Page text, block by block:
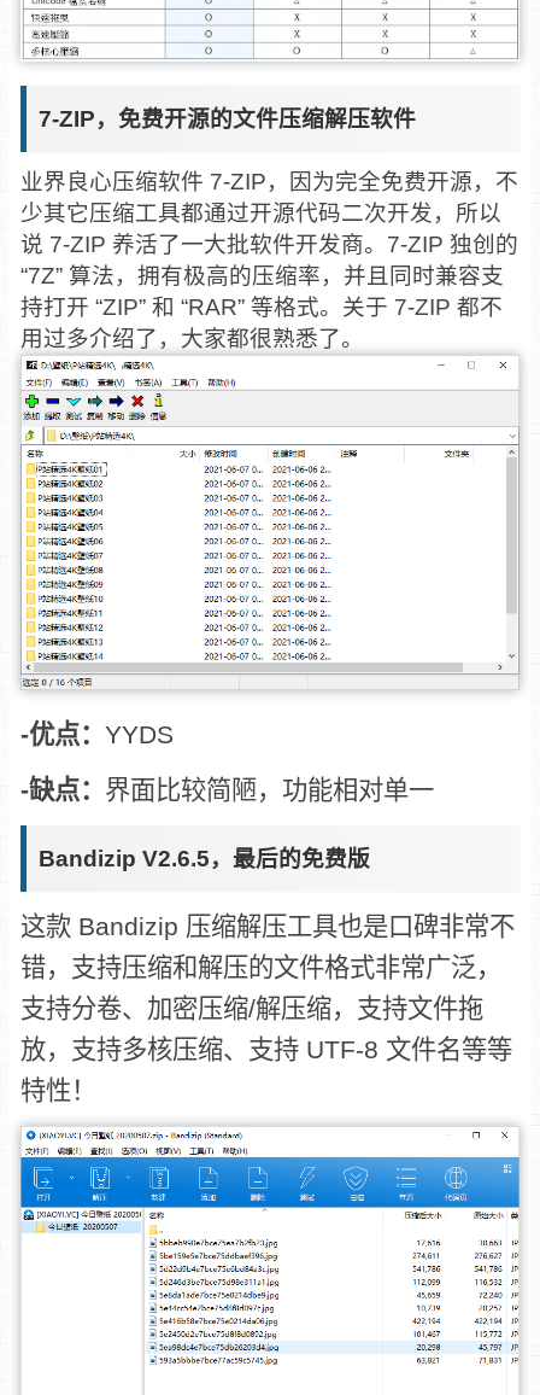
7-ZIP，免费开源的文件压缩解压软件
业界良心压缩软件 7-ZIP，因为完全免费开源，不
少其它压缩工具都通过开源代码二次开发，所以
说 7-ZIP 养活了一大批软件开发商。7-ZIP 独创的
“7Z” 算法，拥有极高的压缩率，并且同时兼容支
持打开 “ZIP” 和 “RAR” 等格式。关于 7-ZIP 都不
用过多介绍了，大家都很熟悉了。
-优点： YYDS
-缺点： 界面比较简陋，功能相对单一
Bandizip V2.6.5，最后的免费版
这款 Bandizip 压缩解压工具也是口碑非常不
错，支持压缩和解压的文件格式非常广泛，
支持分卷、加密压缩/解压缩，支持文件拖
放，支持多核压缩、支持 UTF-8 文件名等等
特性！